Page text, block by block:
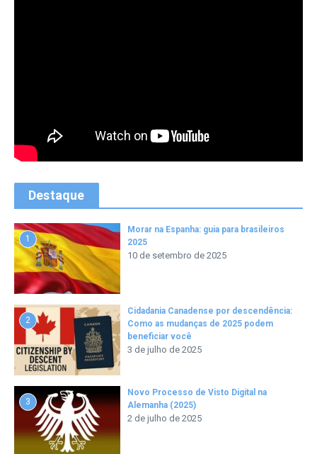
Destaque
1
Morar na Espanha: guia para brasileiros
2025
10 de setembro de 2025
2
Cidadania Canadense por descendência:
Como as mudanças de 2025 podem
beneficiar você
3 de julho de 2025
3
Novo Processo de Visto Digital na
Alemanha (2025)
2 de julho de 2025